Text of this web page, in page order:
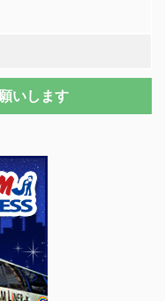
いします